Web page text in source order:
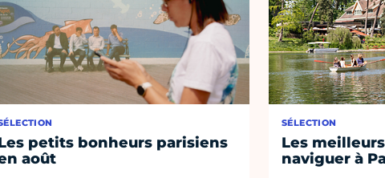
petits bonheurs parisiens
août
SÉLECTION
Les
naviguer à